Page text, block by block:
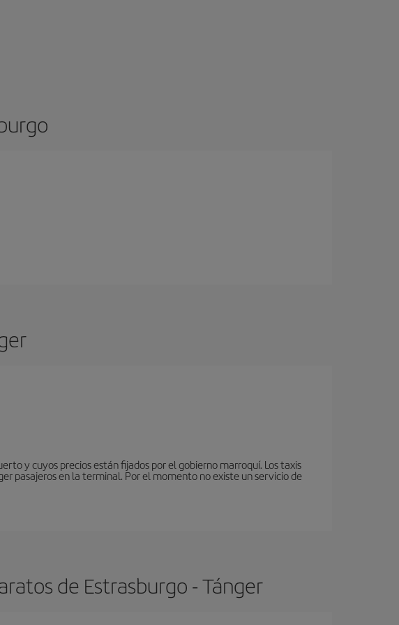
y cuyos precios están fijados por el gobierno marroquí. Los taxis
pasajeros en la terminal. Por el momento no existe un servicio de
de Estrasburgo - Tánger